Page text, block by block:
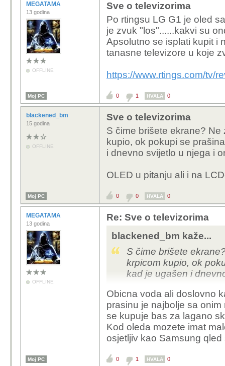
MEGATAMA
13 godina
OFFLINE
Sve o televizorima
Po rtingsu LG G1 je oled
je zvuk "los"......kakvi su
Apsolutno se isplati kupit i
tanasne televizore u koje
https://www.rtings.com/tv/
Moj PC 0 1 HVALA 0
blackened_bm
15 godina
OFFLINE
Sve o televizorima
S čime brišete ekrane?
kupio, ok pokupi se
i dnevno svijetlo u njega i
OLED u pitanju ali i na
Moj PC 0 0 HVALA 0
MEGATAMA
13 godina
OFFLINE
Re: Sve o televizorima
blackened_bm kaže...
S čime brišete
krpicom kupio, ok
kad je ugašen i
OLED u pitanju ali i
Obicna voda ali doslovno
prasinu je najbolje sa
se kupuje bas za lagano
Kod oleda mozete imat
osjetljiv kao Samsung
Moj PC 0 1 HVALA 0